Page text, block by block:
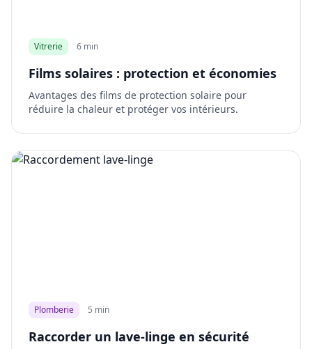
Vitrerie 6 min
Films solaires : protection et économies
Avantages des films de protection solaire pour
réduire la chaleur et protéger vos intérieurs.
Plomberie 5 min
Raccorder un lave-linge en sécurité